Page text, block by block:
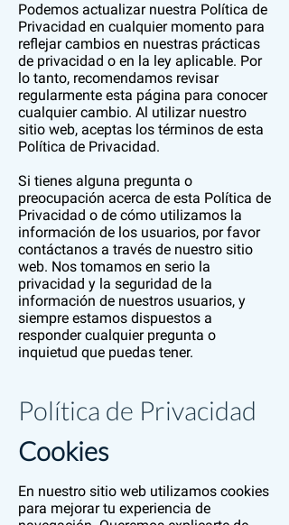
Podemos actualizar nuestra Política de
Privacidad en cualquier momento para
reflejar cambios en nuestras prácticas
de privacidad o en la ley aplicable. Por
lo tanto, recomendamos revisar
regularmente esta página para conocer
cualquier cambio. Al utilizar nuestro
sitio web, aceptas los términos de esta
Política de Privacidad.
Si tienes alguna pregunta o
preocupación acerca de esta Política de
Privacidad o de cómo utilizamos la
información de los usuarios, por favor
contáctanos a través de nuestro sitio
web. Nos tomamos en serio la
privacidad y la seguridad de la
información de nuestros usuarios, y
siempre estamos dispuestos a
responder cualquier pregunta o
inquietud que puedas tener.
Política de Privacidad
Cookies
En nuestro sitio web utilizamos cookies
para mejorar tu experiencia de